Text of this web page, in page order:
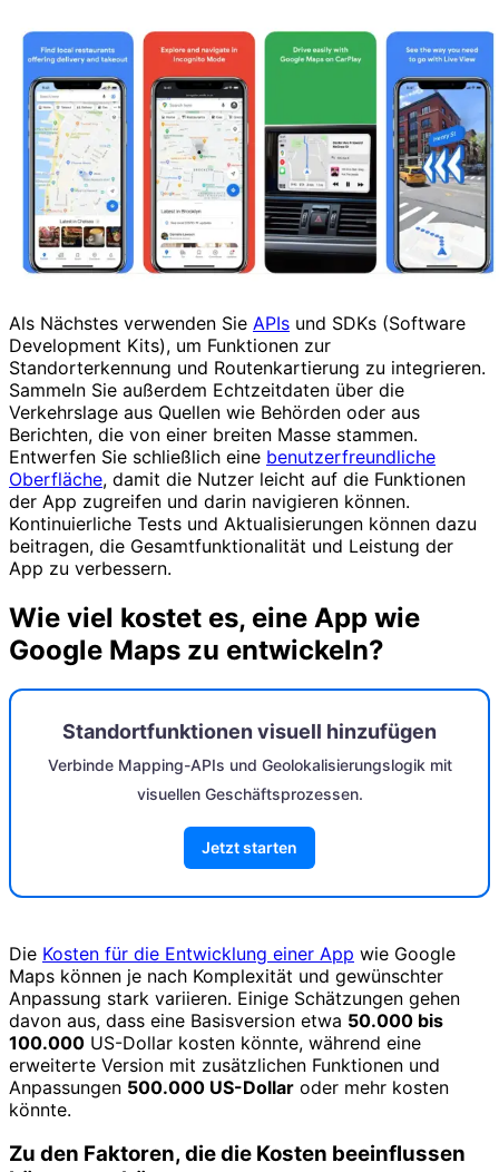
Als Nächstes verwenden Sie APIs und SDKs (Software
Development Kits), um Funktionen zur
Standorterkennung und Routenkartierung zu integrieren.
Sammeln Sie außerdem Echtzeitdaten über die
Verkehrslage aus Quellen wie Behörden oder aus
Berichten, die von einer breiten Masse stammen.
Entwerfen Sie schließlich eine benutzerfreundliche
Oberfläche, damit die Nutzer leicht auf die Funktionen
der App zugreifen und darin navigieren können.
Kontinuierliche Tests und Aktualisierungen können dazu
beitragen, die Gesamtfunktionalität und Leistung der
App zu verbessern.
Wie viel kostet es, eine App wie
Google Maps zu entwickeln?
Standortfunktionen visuell hinzufügen
Verbinde Mapping-APIs und Geolokalisierungslogik mit
visuellen Geschäftsprozessen.
Jetzt starten
Die Kosten für die Entwicklung einer App wie Google
Maps können je nach Komplexität und gewünschter
Anpassung stark variieren. Einige Schätzungen gehen
davon aus, dass eine Basisversion etwa 50.000 bis
100.000 US-Dollar kosten könnte, während eine
erweiterte Version mit zusätzlichen Funktionen und
Anpassungen 500.000 US-Dollar oder mehr kosten
könnte.
Zu den Faktoren, die die Kosten beeinflussen